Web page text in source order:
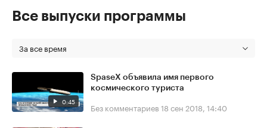
Все выпуски программы
За все время
0:45
SpaseX объявила имя первого
космического туриста
Без комментариев 18 сен 2018, 14:40